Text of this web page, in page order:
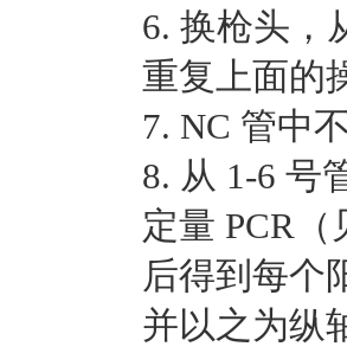
6. 换枪头，
重复上面的
7. NC 管中
8. 从 1-6 号
定量 PCR
后得到每个
并以之为纵